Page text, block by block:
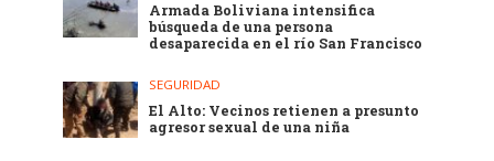
Armada Boliviana intensifica
búsqueda de una persona
desaparecida en el río San Francisco
SEGURIDAD
El Alto: Vecinos retienen a presunto
agresor sexual de una niña